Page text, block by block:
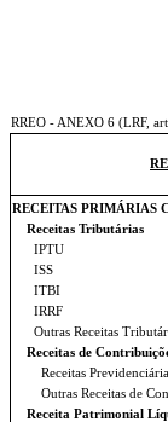
RREO - ANEXO 6 (LRF,
RECEITAS PRIMÁRIAS
Receitas Tributárias
IPTU
ISS
ITBI
IRRF
Outras Receitas
Receitas de
Receitas
Outras Receitas de
Receita Patrimonial